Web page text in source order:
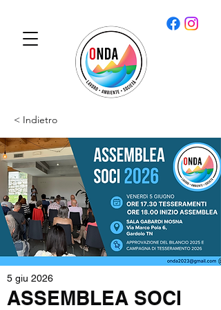
< Indietro
5 giu 2026
ASSEMBLEA SOCI